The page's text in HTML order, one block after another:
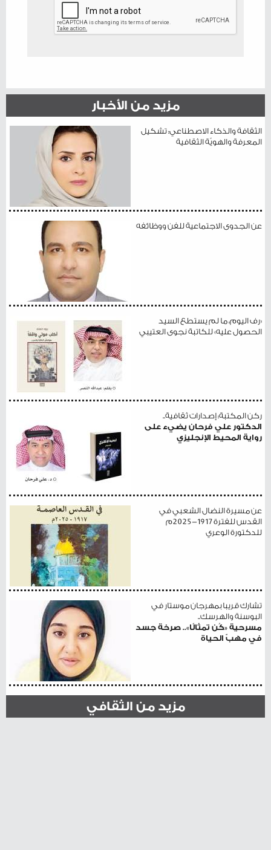
مزيد من الأخبار
الثقافة والذكاء الاصطناعي: تشكيل
المعرفة والهويّة الثقافية
عن الجدوى الاجتماعية للفن ووظائفه
«رف اليوم، ما لم يستطع السيد
الحصول عليه» للكاتبة نجوى العتيبي
ركن المكتبة: إصدارات ثقافية..
الدكتور علي فرحان يضيء على
رواية المحيط الإنجليزي
عن مسيرة النضال الشعبي في
القدس للفترة 1917-2025م
للدكتورة الوعري
تشارك قريبا بمهرجان موستار في
البوسنة والهرسك..
مسرحية «كُن تمثالًا».. صرخة جسد
في مهبّ الحياة
مزيد من الثقافي